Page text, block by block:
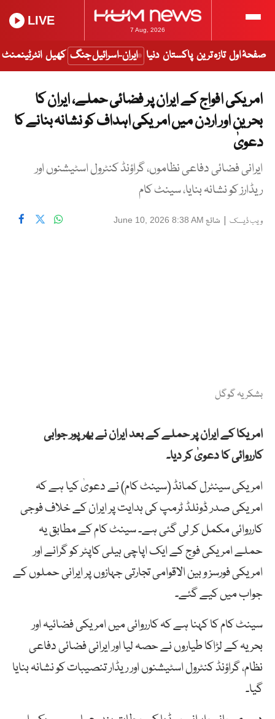
7 Aug, 2026
LIVE
صفحۂ اول تازہ ترین پاکستان دنیا ایران-اسرائیل جنگ کھیل انٹرٹینمنٹ
امریکی افواج کے ایران پر فضائی حملے، ایران کا
بحرین اور اردن میں امریکی اہداف کو نشانہ بنانے کا
دعویٰ
ایرانی فضائی دفاعی نظاموں، گراؤنڈ کنٹرول اسٹیشنوں اور
ریڈارز کو نشانہ بنایا، سینٹ کام
ویب ڈیسک | شائع June 10, 2026 8:38 AM
بشکریہ گوگل
امریکا کے ایران پر حملے کے بعد ایران نے بھرپور جوابی
کارروائی کا دعویٰ کر دیا۔
امریکی سینٹرل کمانڈ (سینٹ کام) نے دعویٰ کیا ہے کہ
امریکی صدر ڈونلڈ ٹرمپ کی ہدایت پر ایران کے خلاف فوجی
کارروائی مکمل کر لی گئی ہے۔ سینٹ کام کے مطابق یہ
حملے امریکی فوج کے ایک اپاچی ہیلی کاپٹر کو گرانے اور
امریکی فورسز و بین الاقوامی تجارتی جہازوں پر ایرانی حملوں کے
جواب میں کیے گئے۔
سینٹ کام کا کہنا ہے کہ کارروائی میں امریکی فضائیہ اور
بحریہ کے لڑاکا طیاروں نے حصہ لیا اور ایرانی فضائی دفاعی
نظام، گراؤنڈ کنٹرول اسٹیشنوں اور ریڈار تنصیبات کو نشانہ بنایا
گیا۔